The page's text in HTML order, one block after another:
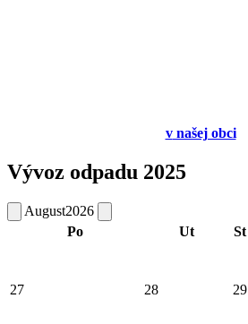
vnašej obci
Vývoz odpadu 2025
August2026
Po
Ut St
27 28 29